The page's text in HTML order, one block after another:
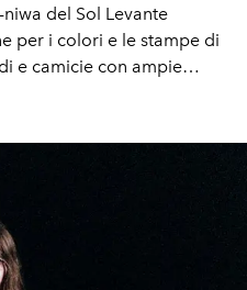
del Sol Levante
per i colori e le stampe di
e camicie con ampie
in applicazioni